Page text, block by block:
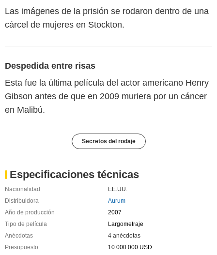
Las imágenes de la prisión se rodaron dentro de una
cárcel de mujeres en Stockton.
Despedida entre risas
Esta fue la última película del actor americano Henry
Gibson antes de que en 2009 muriera por un cáncer
en Malibú.
Secretos del rodaje
Especificaciones técnicas
Nacionalidad
EE.UU.
Distribuidora
Aurum
Año de producción
2007
Tipo de película
Largometraje
Anécdotas
4 anécdotas
Presupuesto
10 000 000 USD